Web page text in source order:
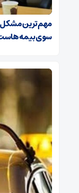
مهم‌ترین مشکل
سوی